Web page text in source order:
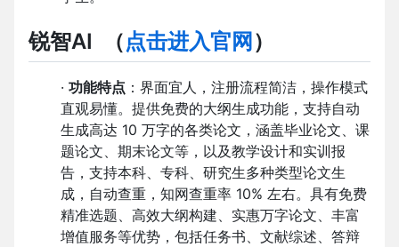
锐智AI （点击进入官网 ）
· 功能特点 ：界面宜人，注册流程简洁，操作模式
直观易懂。提供免费的大纲生成功能，支持自动
生成高达 10 万字的各类论文，涵盖毕业论文、课
题论文、期末论文等，以及教学设计和实训报
告，支持本科、专科、研究生多种类型论文生
成，自动查重，知网查重率 10% 左右。具有免费
精准选题、高效大纲构建、实惠万字论文、丰富
增值服务等优势，包括任务书、文献综述、答辩